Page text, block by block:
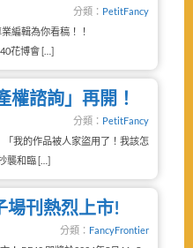
分類： PetitFancy
編輯為你看稿！！
花博會 […]
權諮詢」再開！
分類： PetitFancy
「我的作品被人家盜用了！我該怎
襲和臨 […]
場刊熱烈上市!
分類： FancyFrontier